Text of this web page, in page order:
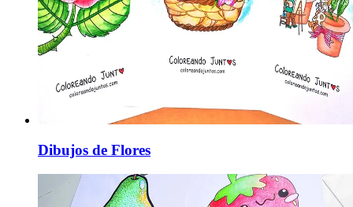
Dibujos de Flores